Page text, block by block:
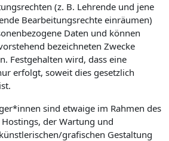
(z. B. Lehrende und jene
Bearbeitungsrechte einräumen)
Daten und können
bezeichneten Zwecke
Festgehalten wird, dass eine
erfolgt, soweit dies gesetzlich
sind etwaige im Rahmen des
der Wartung und
grafischen Gestaltung